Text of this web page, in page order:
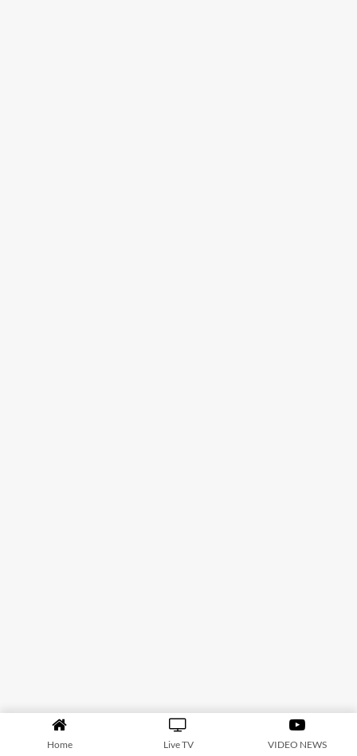
Home Live TV VIDEO NEWS